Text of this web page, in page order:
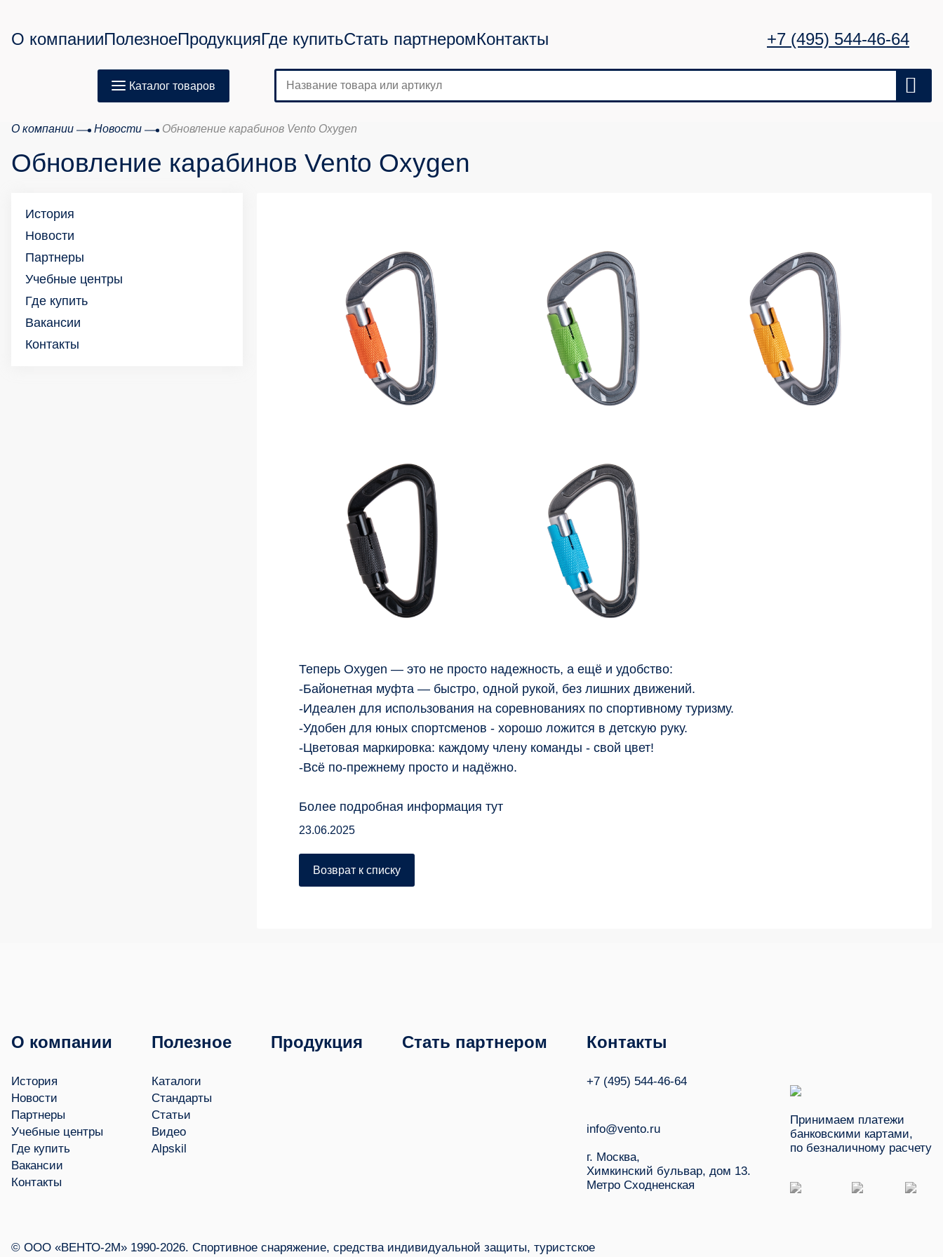
О компанииПолезноеПродукцияГде купитьСтать партнеромКонтакты +7 (495) 544-46-64
Каталог товаров
О компании Новости Обновление карабинов Vento Oxygen
Обновление карабинов Vento Oxygen
История
Новости
Партнеры
Учебные центры
Где купить
Вакансии
Контакты
Теперь Oxygen — это не просто надежность, а ещё и удобство:
-Байонетная муфта — быстро, одной рукой, без лишних движений.
-Идеален для использования на соревнованиях по спортивному туризму.
-Удобен для юных спортсменов - хорошо ложится в детскую руку.
-Цветовая маркировка: каждому члену команды - свой цвет!
-Всё по-прежнему просто и надёжно.
Более подробная информация тут
23.06.2025
Возврат к списку
О компании
История
Новости
Партнеры
Учебные центры
Где купить
Вакансии
Контакты
Полезное
Каталоги
Стандарты
Статьи
Видео
Alpskil
Продукция Стать партнером Контакты
+7 (495) 544-46-64
info@vento.ru
г. Москва,
Химкинский бульвар, дом 13.
Метро Сходненская
Принимаем платежи
банковскими картами,
по безналичному расчету
© ООО «ВЕНТО-2М» 1990-2026. Спортивное снаряжение, средства индивидуальной защиты, туристское